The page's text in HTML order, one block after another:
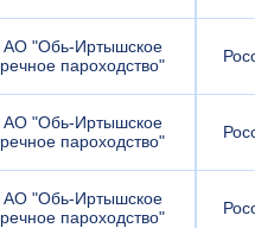
АО "Обь-Иртышское
речное пароходство"
АО "Обь-Иртышское
речное пароходство"
АО "Обь-Иртышское
речное пароходство"